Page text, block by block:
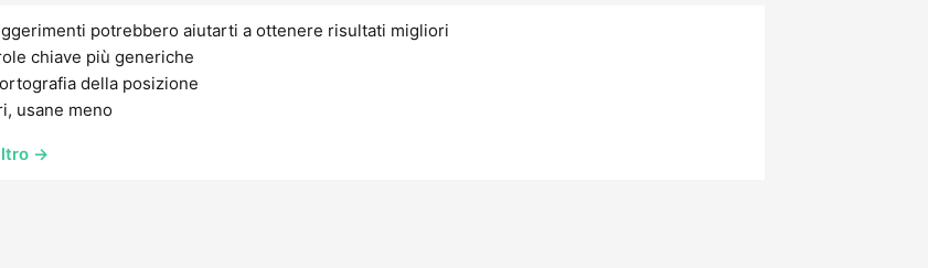
potrebbero aiutarti a ottenere risultati migliori
chiave più generiche
della posizione
usane meno
→